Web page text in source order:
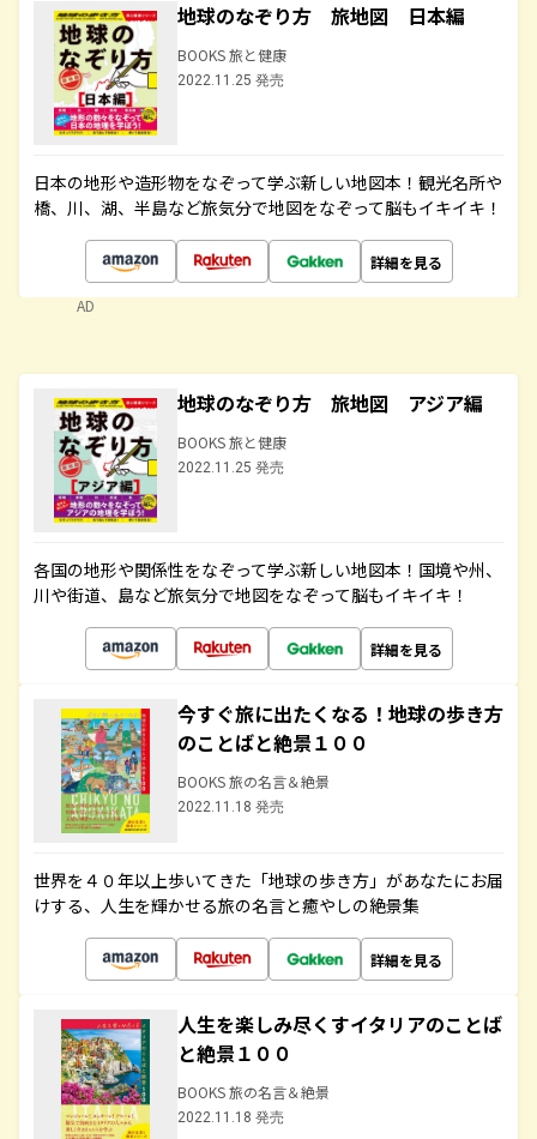
地球のなぞり方 旅地図 日本編
BOOKS 旅と健康
2022.11.25 発売
日本の地形や造形物をなぞって学ぶ新しい地図本！観光名所や
橋、川、湖、半島など旅気分で地図をなぞって脳もイキイキ！
詳細を見る
AD
地球のなぞり方 旅地図 アジア編
BOOKS 旅と健康
2022.11.25 発売
各国の地形や関係性をなぞって学ぶ新しい地図本！国境や州、
川や街道、島など旅気分で地図をなぞって脳もイキイキ！
詳細を見る
今すぐ旅に出たくなる！地球の歩き方
のことばと絶景１００
BOOKS 旅の名言＆絶景
2022.11.18 発売
世界を４０年以上歩いてきた「地球の歩き方」があなたにお届
けする、人生を輝かせる旅の名言と癒やしの絶景集
詳細を見る
人生を楽しみ尽くすイタリアのことば
と絶景１００
BOOKS 旅の名言＆絶景
2022.11.18 発売